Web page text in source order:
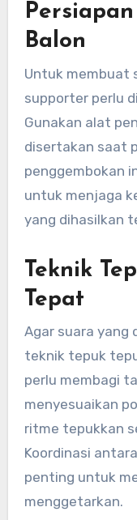
Balon
Untuk membuat
supporter perlu
Gunakan alat
disertakan saat
penggembokan
untuk menjaga
yang dihasilkan
Teknik
Tepat
Agar suara yang
teknik tepuk
perlu membagi
menyesuaikan
ritme tepukkan
Koordinasi
penting untuk
menggetarkan.